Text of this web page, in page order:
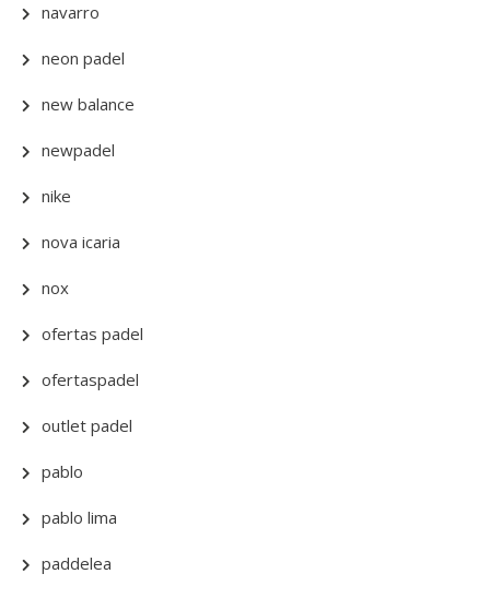
navarro
neon padel
new balance
newpadel
nike
nova icaria
nox
ofertas padel
ofertaspadel
outlet padel
pablo
pablo lima
paddelea